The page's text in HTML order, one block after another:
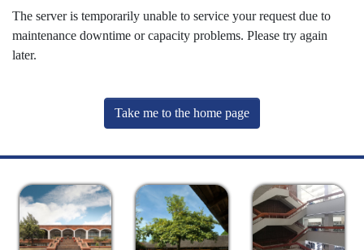
The server is temporarily unable to service your request due to
maintenance downtime or capacity problems. Please try again
later.
Take me to the home page